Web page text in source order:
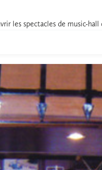
les spectacles de music-